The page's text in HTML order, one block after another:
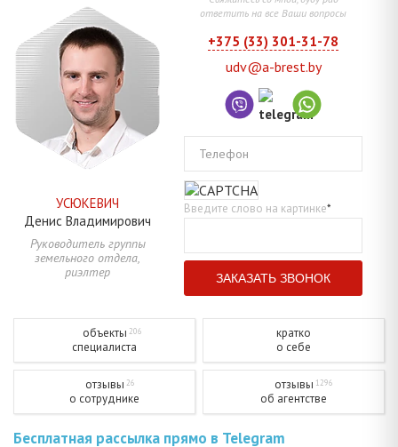
УСЮКЕВИЧ
Денис Владимирович
Руководитель группы
земельного отдела,
риэлтер
ответить на все Ваши вопросы
+375 (33) 301-31-78
udv@a-brest.by
Телефон
Введите слово на картинке*
объекты 206
специалиста
кратко
о себе
отзывы 26
о сотруднике
отзывы 1296
об агентстве
Бесплатная рассылка прямо в Telegram